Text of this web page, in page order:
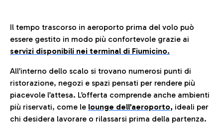
Il tempo trascorso in aeroporto prima del volo può
essere gestito in modo più confortevole grazie ai
servizi disponibili nei terminal di Fiumicino.
All’interno dello scalo si trovano numerosi punti di
ristorazione, negozi e spazi pensati per rendere più
piacevole l’attesa. L’offerta comprende anche ambienti
più riservati, come le lounge dell’aeroporto, ideali per
chi desidera lavorare o rilassarsi prima della partenza.